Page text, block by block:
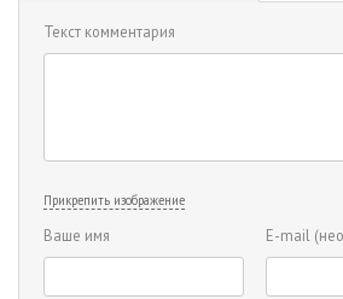
Текст комментария
Прикрепить изображение
Ваше имя E-mail